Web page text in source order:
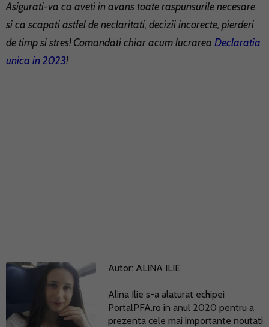
Asigurati-va ca aveti in avans toate raspunsurile necesare
si ca scapati astfel de neclaritati, decizii incorecte, pierderi
de timp si stres! Comandati chiar acum lucrarea Declaratia
unica in 2023!
Autor: ALINA ILIE
Alina Ilie s-a alaturat echipei
PortalPFA.ro in anul 2020 pentru a
prezenta cele mai importante noutati